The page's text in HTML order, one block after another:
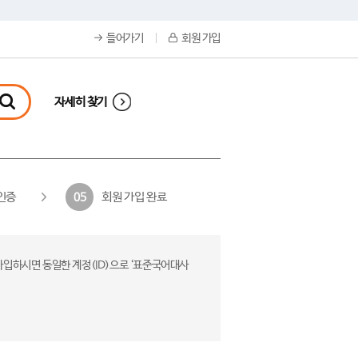
들어가기 회원 가입
자세히 찾기
증 05 회원 가입 완료
하시면 동일한 계정(ID)으로 ‘표준국어대사